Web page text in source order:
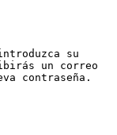
su
un correo
contraseña.